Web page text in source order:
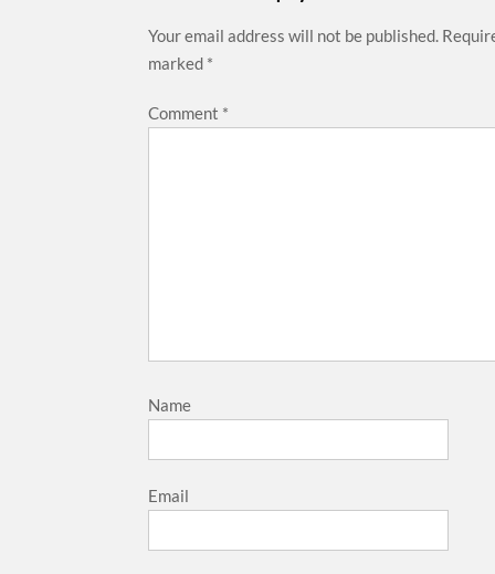
Your email address will not be published.
marked *
Comment *
Name
Email